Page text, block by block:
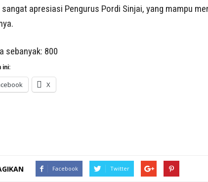
sangat apresiasi Pengurus Pordi Sinjai, yang mampu
sebanyak: 800
ini:
X
Facebook Twitter